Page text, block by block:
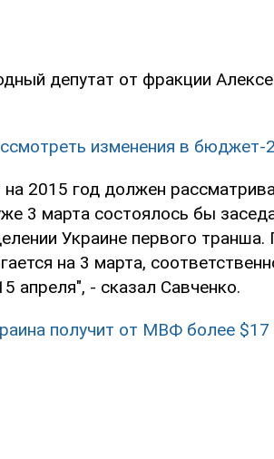
депутат от фракции
изменения в бюджет-
2015 год должен
3 марта состоялось бы
Украине первого транша.
на 3 марта,
апреля", - сказал Савченко.
получит от МВФ более